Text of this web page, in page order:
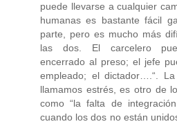
puede llevarse a cualquier
humanas es bastante fácil
parte, pero es mucho más
las dos. El carcelero
encerrado al preso; el jefe
empleado; el dictador….“.
llamamos estrés, es otro de
como “la falta de
cuando los dos no están